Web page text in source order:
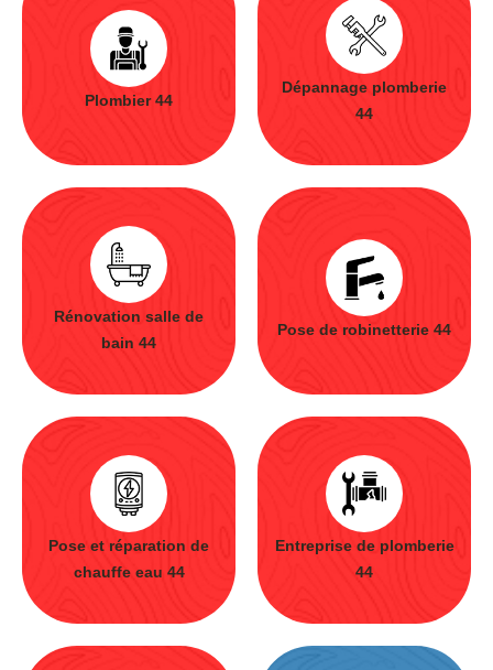
Plombier 44
Dépannage plomberie
44
Rénovation salle de
bain 44
Pose de robinetterie 44
Pose et réparation de
chauffe eau 44
Entreprise de plomberie
44